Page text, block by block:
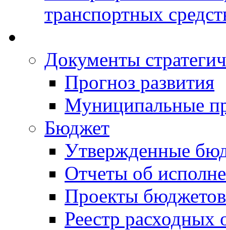
транспортных
Документы
Прогноз развития
Муниципальные
Бюджет
Утвержденные
Отчеты об
Проекты бюджетов
Реестр расходных